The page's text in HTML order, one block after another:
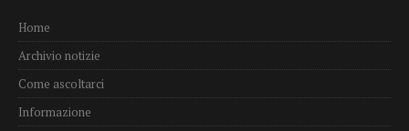
Home
Archivio notizie
Come ascoltarci
Informazione